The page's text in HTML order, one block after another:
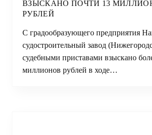
ВЗЫСКАНО ПОЧТИ 13
РУБЛЕЙ
С градообразующего предприятия
судостроительный завод
судебными приставами взыскано
миллионов рублей в ходе…